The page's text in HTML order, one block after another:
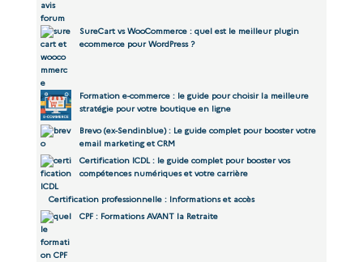
SureCart vs WooCommerce : quel est le meilleur plugin
ecommerce pour WordPress ?
Formation e-commerce : le guide pour choisir la meilleure
stratégie pour votre boutique en ligne
Brevo (ex-Sendinblue) : Le guide complet pour booster votre
email marketing et CRM
Certification ICDL : le guide complet pour booster vos
compétences numériques et votre carrière
Certification professionnelle : Informations et accès
CPF : Formations AVANT la Retraite